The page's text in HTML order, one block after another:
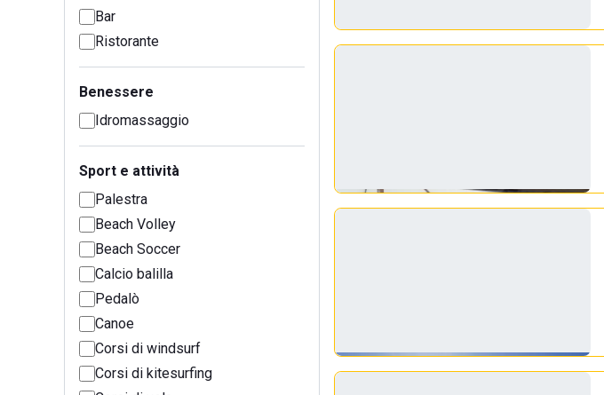
Bar
Ristorante
Benessere
Idromassaggio
Sport e attività
Palestra
Beach Volley
Beach Soccer
Calcio balilla
Pedalò
Canoe
Corsi di windsurf
Corsi di kitesurfing